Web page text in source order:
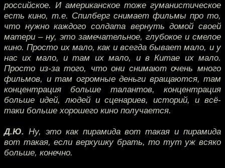
российское. И американское тоже гуманистическое
есть кино, т.е. Спилберг снимает фильмы про то,
что нужно каждого солдата вернуть домой своей
матери – ну, это замечательное, глубокое и смелое
кино. Просто их мало, как и всегда бывает мало, и у
нас их мало, и там их мало, и в Китае их мало.
Просто из-за того, что они снимают очень много
фильмов, и там огромные деньги вращаются, там
концентрация больше талантов, концентрация
больше идей, людей и сценариев, историй, и всё-
таки больше хорошего кино получается.
Д.Ю. Ну, это как пирамида вот такая и пирамида
вот такая, если верхушку брать, то тут уж всяко
больше, конечно.